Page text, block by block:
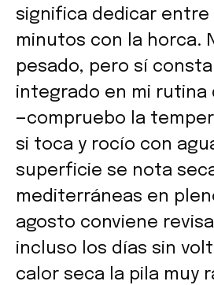
significa dedicar entre
minutos con la horca.
pesado, pero sí
integrado en mi rutina
—compruebo la
si toca y rocío con
superficie se nota
mediterráneas en
agosto conviene
incluso los días sin
calor seca la pila muy